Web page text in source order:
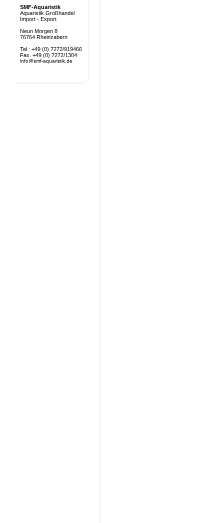
SMF-Aquaristik
Aquaristik Großhandel
Import - Export
Neun Morgen 8
76764 Rheinzabern
Tel.: +49 (0) 7272/919466
Fax. +49 (0) 7272/1304
info@smf-aquaristik.de